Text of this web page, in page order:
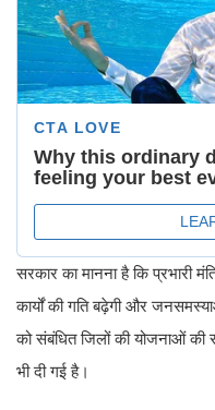
सरकार का मानना है कि प्रभारी
कार्यों की गति बढ़ेगी और
को संबंधित जिलों की योजनाओं की
भी दी गई है।